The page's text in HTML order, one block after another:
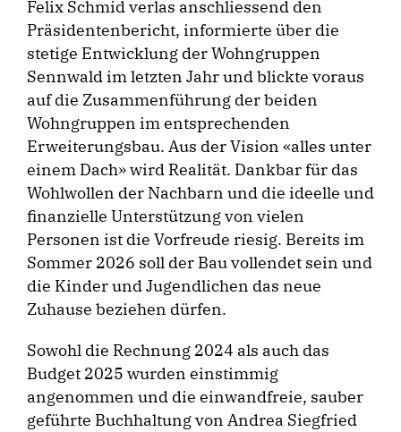
Felix Schmid verlas anschliessend den
Präsidentenbericht, informierte über die
stetige Entwicklung der Wohngruppen
Sennwald im letzten Jahr und blickte voraus
auf die Zusammenführung der beiden
Wohngruppen im entsprechenden
Erweiterungsbau. Aus der Vision «alles unter
einem Dach» wird Realität. Dankbar für das
Wohlwollen der Nachbarn und die ideelle und
finanzielle Unterstützung von vielen
Personen ist die Vorfreude riesig. Bereits im
Sommer 2026 soll der Bau vollendet sein und
die Kinder und Jugendlichen das neue
Zuhause beziehen dürfen.
Sowohl die Rechnung 2024 als auch das
Budget 2025 wurden einstimmig
angenommen und die einwandfreie, sauber
geführte Buchhaltung von Andrea Siegfried